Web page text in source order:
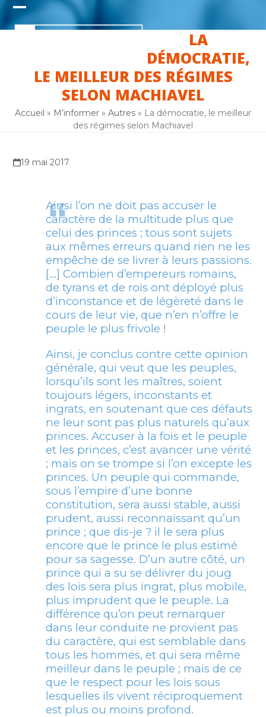
Skip
content
Open
Close
LA
DÉMOCRATIE,
LE MEILLEUR DES RÉGIMES
SELON MACHIAVEL
Accueil » M’informer » Autres » La démocratie, le meilleur
des régimes selon Machiavel
19 mai 2017
Ainsi l’on ne doit pas accuser le
caractère de la multitude plus que
celui des princes ; tous sont sujets
aux mêmes erreurs quand rien ne les
empêche de se livrer à leurs passions.
[…] Combien d’empereurs romains,
de tyrans et de rois ont déployé plus
d’inconstance et de légèreté dans le
cours de leur vie, que n’en n’offre le
peuple le plus frivole !
Ainsi, je conclus contre cette opinion
générale, qui veut que les peuples,
lorsqu’ils sont les maîtres, soient
toujours légers, inconstants et
ingrats, en soutenant que ces défauts
ne leur sont pas plus naturels qu’aux
princes. Accuser à la fois et le peuple
et les princes, c’est avancer une vérité
; mais on se trompe si l’on excepte les
princes. Un peuple qui commande,
sous l’empire d’une bonne
constitution, sera aussi stable, aussi
prudent, aussi reconnaissant qu’un
prince ; que dis-je ? il le sera plus
encore que le prince le plus estimé
pour sa sagesse. D’un autre côté, un
prince qui a su se délivrer du joug
des lois sera plus ingrat, plus mobile,
plus imprudent que le peuple. La
différence qu’on peut remarquer
dans leur conduite ne provient pas
du caractère, qui est semblable dans
tous les hommes, et qui sera même
meilleur dans le peuple ; mais de ce
que le respect pour les lois sous
lesquelles ils vivent réciproquement
est plus ou moins profond.